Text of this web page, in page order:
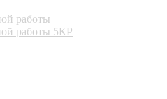
работы
работы 5КР